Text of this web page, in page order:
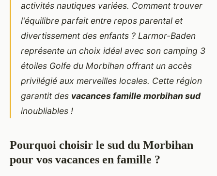
activités nautiques variées. Comment trouver
l'équilibre parfait entre repos parental et
divertissement des enfants ? Larmor-Baden
représente un choix idéal avec son camping 3
étoiles Golfe du Morbihan offrant un accès
privilégié aux merveilles locales. Cette région
garantit des vacances famille morbihan sud
inoubliables !
Pourquoi choisir le sud du Morbihan
pour vos vacances en famille ?